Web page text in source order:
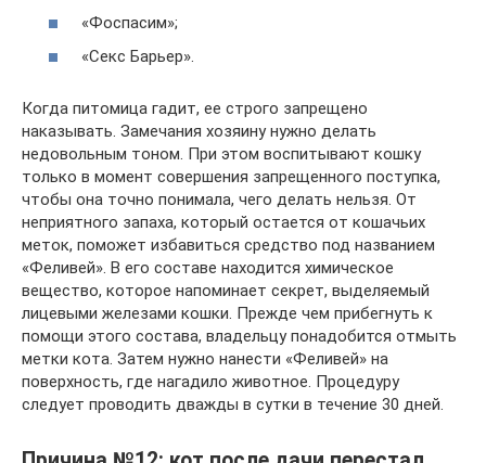
«Фоспасим»;
«Секс Барьер».
Когда питомица гадит, ее строго запрещено
наказывать. Замечания хозяину нужно делать
недовольным тоном. При этом воспитывают кошку
только в момент совершения запрещенного поступка,
чтобы она точно понимала, чего делать нельзя. От
неприятного запаха, который остается от кошачьих
меток, поможет избавиться средство под названием
«Феливей». В его составе находится химическое
вещество, которое напоминает секрет, выделяемый
лицевыми железами кошки. Прежде чем прибегнуть к
помощи этого состава, владельцу понадобится отмыть
метки кота. Затем нужно нанести «Феливей» на
поверхность, где нагадило животное. Процедуру
следует проводить дважды в сутки в течение 30 дней.